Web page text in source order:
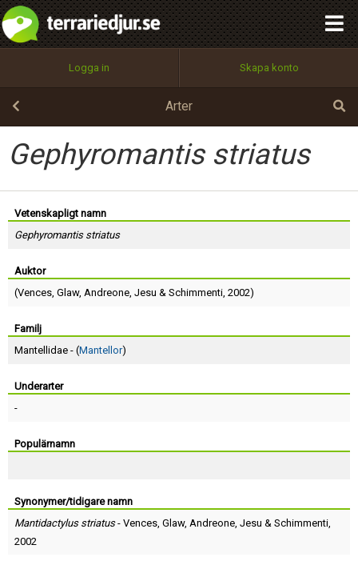
Logga in Skapa konto
Arter
Gephyromantis striatus
Vetenskapligt namn
Gephyromantis striatus
Auktor
(Vences, Glaw, Andreone, Jesu & Schimmenti, 2002)
Familj
Mantellidae - (Mantellor)
Underarter
-
Populärnamn
Synonymer/tidigare namn
Mantidactylus striatus- Vences, Glaw, Andreone, Jesu & Schimmenti,
2002
Utför
100%
OK
integritetspolicy
Namn:
Epost:
Användarnamn:
Lösenord:
Terms of Service
Begär nytt lösenord
Tillbaka till förstasidan